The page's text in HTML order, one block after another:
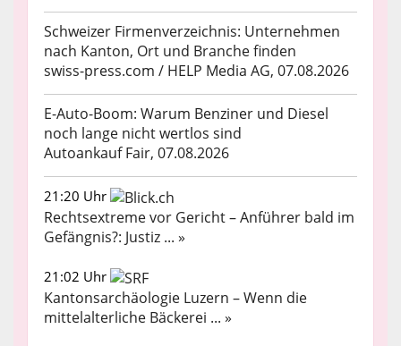
Schweizer Firmenverzeichnis: Unternehmen
nach Kanton, Ort und Branche finden
swiss-press.com / HELP Media AG, 07.08.2026
E-Auto-Boom: Warum Benziner und Diesel
noch lange nicht wertlos sind
Autoankauf Fair, 07.08.2026
21:20 Uhr
Rechtsextreme vor Gericht – Anführer bald im
Gefängnis?: Justiz ... »
21:02 Uhr
Kantonsarchäologie Luzern – Wenn die
mittelalterliche Bäckerei ... »